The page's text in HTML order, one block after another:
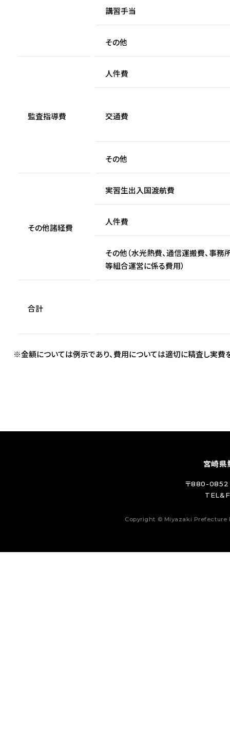
講習手当
その他
監査指導費
人件費
交通費
その他
その他諸経費
実習生出入国渡航費
人件費
その他（水光熱費、通信運搬費、事務
等組合運営に係る費用）
合計
※金額については例示であり、費用については適切に精査し実
宮崎県
〒880-0852
Copyright © Miyazaki Prefecture